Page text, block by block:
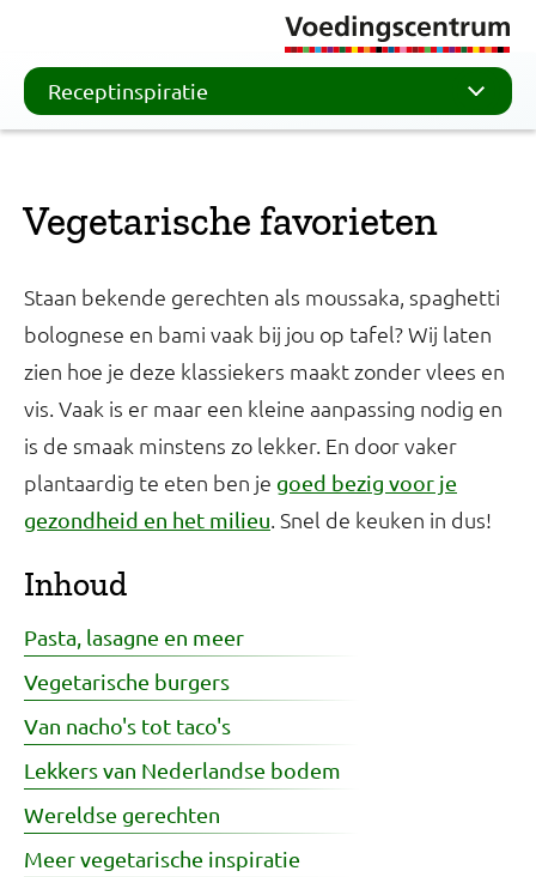
Receptinspiratie
Vegetarische favorieten
Staan bekende gerechten als moussaka, spaghetti
bolognese en bami vaak bij jou op tafel? Wij laten
zien hoe je deze klassiekers maakt zonder vlees en
vis. Vaak is er maar een kleine aanpassing nodig en
is de smaak minstens zo lekker. En door vaker
plantaardig te eten ben je goed bezig voor je
gezondheid en het milieu. Snel de keuken in dus!
Inhoud
Pasta, lasagne en meer
Vegetarische burgers
Van nacho's tot taco's
Lekkers van Nederlandse bodem
Wereldse gerechten
Meer vegetarische inspiratie